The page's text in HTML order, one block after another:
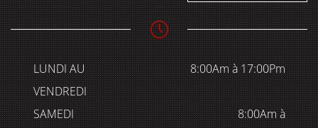
LUNDI AU
VENDREDI
8:00Am à 17:00Pm
SAMEDI
8:00Am à